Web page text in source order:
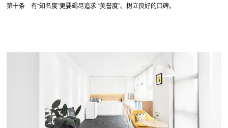
第十条 有“知名度”更要竭尽追求 “美誉度”。树立良好的口碑。